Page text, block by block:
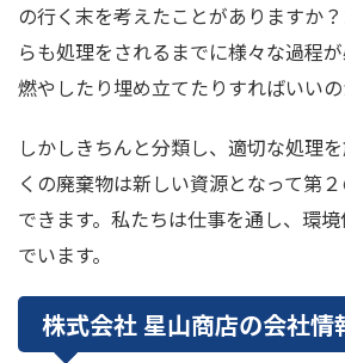
の行く末を考えたことがありますか
らも処理をされるまでに様々な過程
燃やしたり埋め立てたりすればいいの
しかしきちんと分類し、適切な処理
くの廃棄物は新しい資源となって第
できます。私たちは仕事を通し、環
でいます。
株式会社 星山商店の会社情